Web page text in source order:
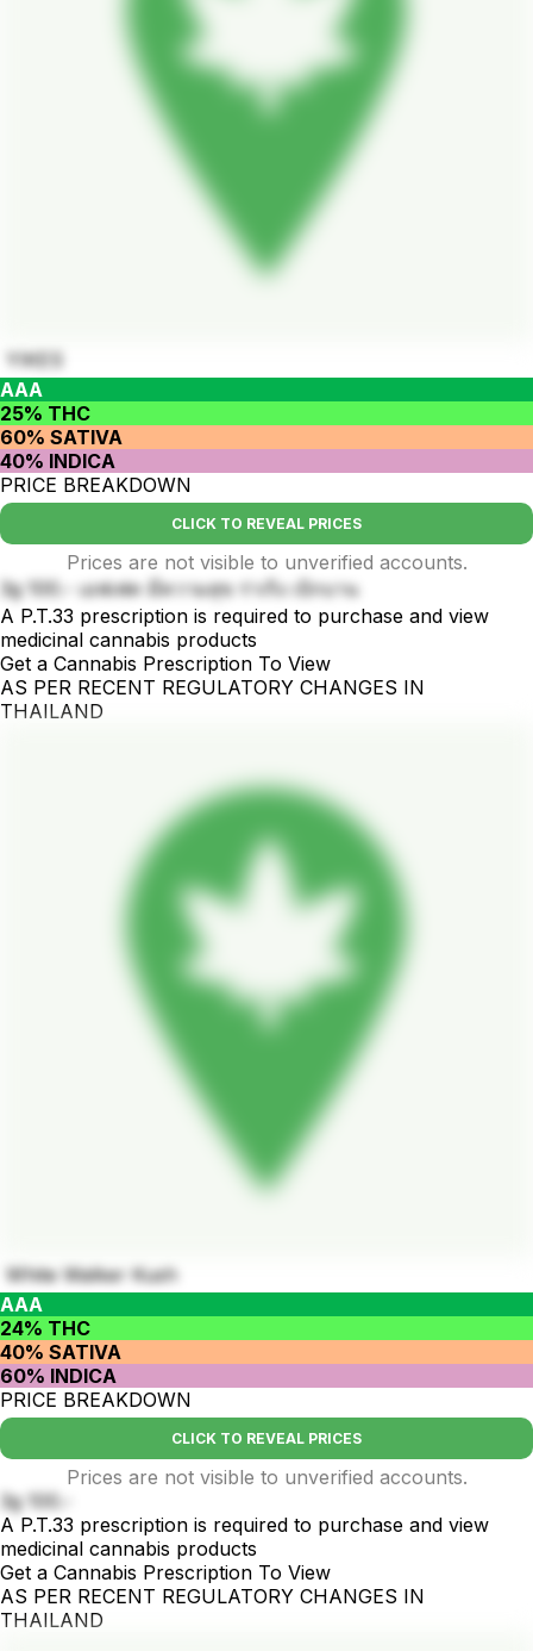
YIKES
AAA
25% THC
60% SATIVA
40% INDICA
PRICE BREAKDOWN
CLICK TO REVEAL PRICES
Prices are not visible to unverified accounts.
3g 100.- เอฟเฟค มีความสุข ร่าเริง เบิกบาน
A P.T.33 prescription is required to purchase and view
medicinal cannabis products
Get a Cannabis Prescription To View
AS PER RECENT REGULATORY CHANGES IN
THAILAND
White Walker Kush
AAA
24% THC
40% SATIVA
60% INDICA
PRICE BREAKDOWN
CLICK TO REVEAL PRICES
Prices are not visible to unverified accounts.
3g 100.-
A P.T.33 prescription is required to purchase and view
medicinal cannabis products
Get a Cannabis Prescription To View
AS PER RECENT REGULATORY CHANGES IN
THAILAND